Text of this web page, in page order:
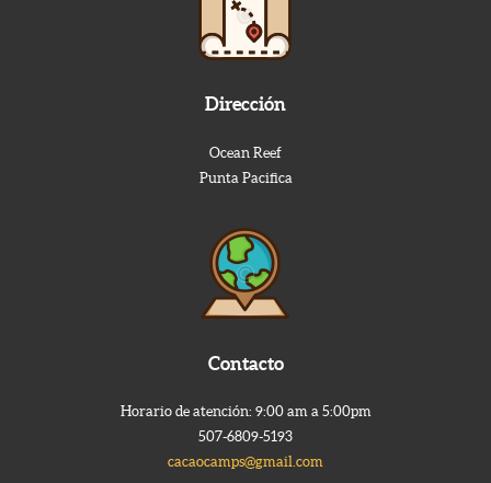
Dirección
Ocean Reef
Punta Pacifica
Contacto
Horario de atención: 9:00 am a 5:00pm
507-6809-5193
cacaocamps@gmail.com